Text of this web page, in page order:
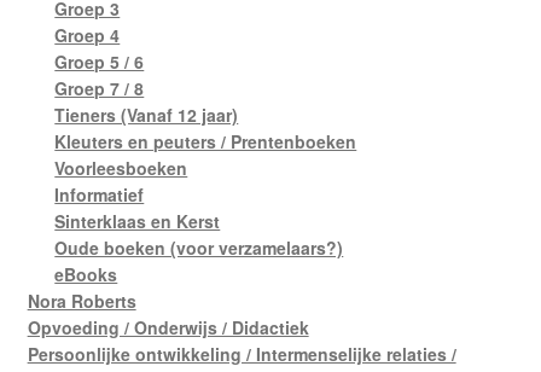
Groep 3
Groep 4
Groep 5 / 6
Groep 7 / 8
Tieners (Vanaf 12 jaar)
Kleuters en peuters / Prentenboeken
Voorleesboeken
Informatief
Sinterklaas en Kerst
Oude boeken (voor verzamelaars?)
eBooks
Nora Roberts
Opvoeding / Onderwijs / Didactiek
Persoonlijke ontwikkeling / Intermenselijke relaties /